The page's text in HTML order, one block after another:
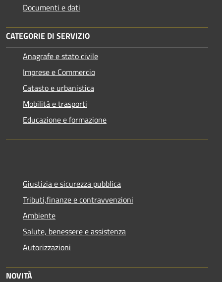
Documenti e dati
CATEGORIE DI SERVIZIO
Anagrafe e stato civile
Imprese e Commercio
Catasto e urbanistica
Mobilità e trasporti
Educazione e formazione
Giustizia e sicurezza pubblica
Tributi,finanze e contravvenzioni
Ambiente
Salute, benessere e assistenza
Autorizzazioni
NOVITÀ